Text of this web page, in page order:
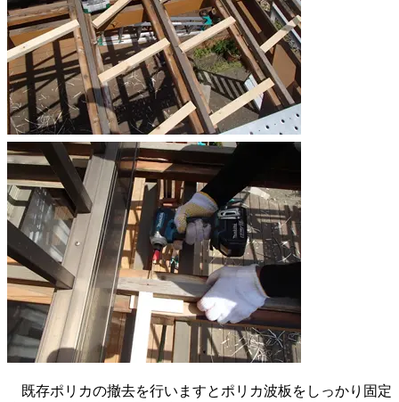
既存ポリカの撤去を行いますとポリカ波板をしっかり固定